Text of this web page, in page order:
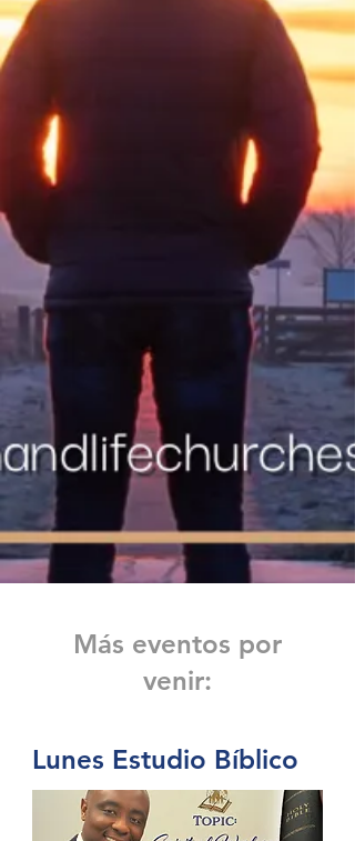
Más eventos por
venir:
Lunes Estudio Bíblico